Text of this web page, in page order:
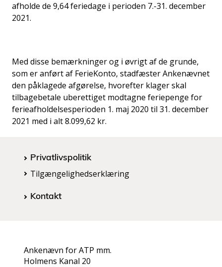
afholde de 9,64 feriedage i perioden 7.-31. december
2021.
Med disse bemærkninger og i øvrigt af de grunde,
som er anført af FerieKonto, stadfæster Ankenævnet
den påklagede afgørelse, hvorefter klager skal
tilbagebetale uberettiget modtagne feriepenge for
ferieafholdelsesperioden 1. maj 2020 til 31. december
2021 med i alt 8.099,62 kr.
Privatlivspolitik
Tilgængelighedserklæring
Kontakt
Ankenævn for ATP mm.
Holmens Kanal 20